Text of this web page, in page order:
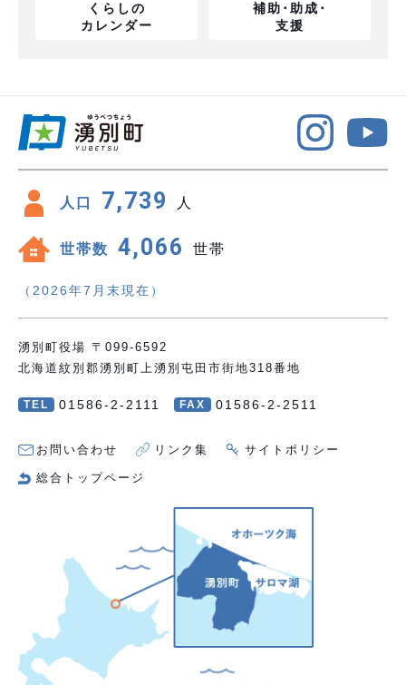
くらしの
カレンダー
補助･助成･
支援
人口 7,739 人
世帯数 4,066 世帯
（2026年7月末現在）
湧別町役場 〒099-6592
北海道紋別郡湧別町上湧別屯田市街地318番地
TEL 01586-2-2111 FAX 01586-2-2511
お問い合わせ リンク集 サイトポリシー
総合トップページ